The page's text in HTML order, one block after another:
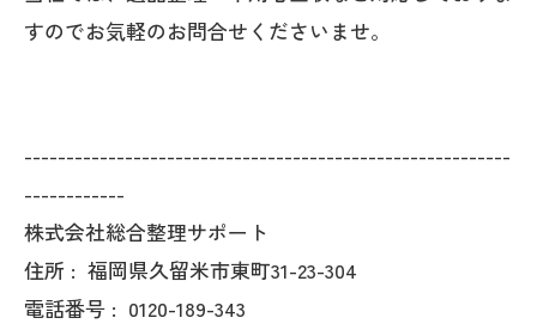
すのでお気軽のお問合せくださいませ。
----------------------------------------------------------
------------
株式会社総合整理サポート
住所 : 福岡県久留米市東町31-23-304
電話番号 : 0120-189-343